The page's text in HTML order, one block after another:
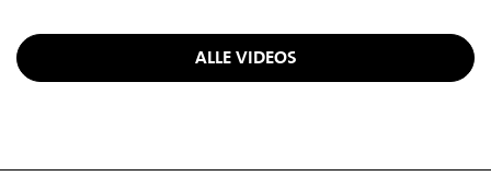
ALLE VIDEOS